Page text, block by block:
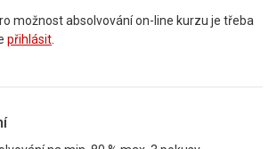
možnost absolvování on-line kurzu je třeba
přihlásit